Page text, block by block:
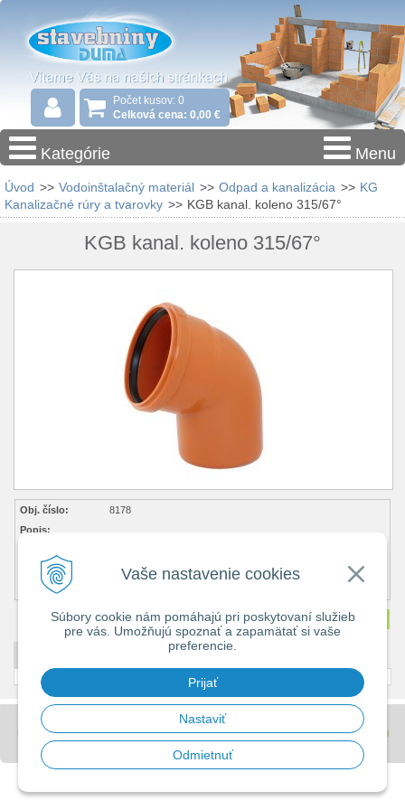
Vaše nastavenie cookies
Súbory cookie nám pomáhajú pri poskytovaní služieb
pre vás. Umožňujú spoznať a zapamätať si vaše
preferencie.
Prijať
Nastaviť
Odmietnuť
Počet kusov: 0
Celková cena: 0,00 €
Kategórie Menu
Úvod >> Vodoinštalačný materiál >> Odpad a kanalizácia >> KG
Kanalizačné rúry a tvarovky >> KGB kanal. koleno 315/67°
KGB kanal. koleno 315/67°
Obj. číslo:
8178
Popis:
Cena s DPH
20,14 €
Dostupnosť:
Množstvo ks
© 2026 Stavebniny - DUMA •tvorba eshopu cez UNIobchod,webhostingspoločnosti